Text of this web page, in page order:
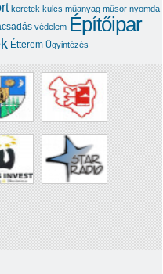
keretek kulcs műanyag műsor nyomda
védelem Építőipar
Étterem Ügyintézés